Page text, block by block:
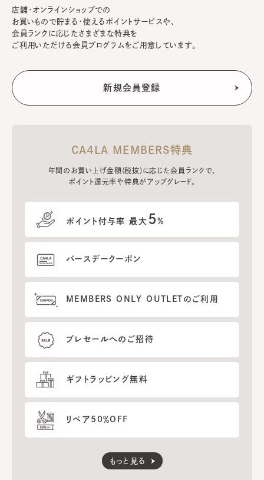
店舗・オンラインショップでの
お買いもので貯まる・使えるポイントサービスや、
会員ランクに応じたさまざまな特典を
ご利用いただける会員プログラムをご用意しています。
CA4LA MEMBERS特典
年間のお買い上げ金額(税抜)に応じた会員ランクで、
ポイント還元率や特典がアップグレード。
ポイント付与率 最大 5%
バースデークーポン
MEMBERS ONLY OUTLETのご利用
プレセールへのご招待
ギフトラッピング無料
リペア50％OFF
もっと見る